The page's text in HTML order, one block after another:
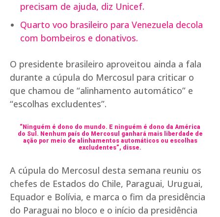
precisam de ajuda, diz Unicef.
Quarto voo brasileiro para Venezuela decola
com bombeiros e donativos.
O presidente brasileiro aproveitou ainda a fala
durante a cúpula do Mercosul para criticar o
que chamou de “alinhamento automático” e
“escolhas excludentes”.
“Ninguém é dono do mundo. E ninguém é dono da América
do Sul. Nenhum país do Mercosul ganhará mais liberdade de
ação por meio de alinhamentos automáticos ou escolhas
excludentes”, disse.
A cúpula do Mercosul desta semana reuniu os
chefes de Estados do Chile, Paraguai, Uruguai,
Equador e Bolívia, e marca o fim da presidência
do Paraguai no bloco e o início da presidência